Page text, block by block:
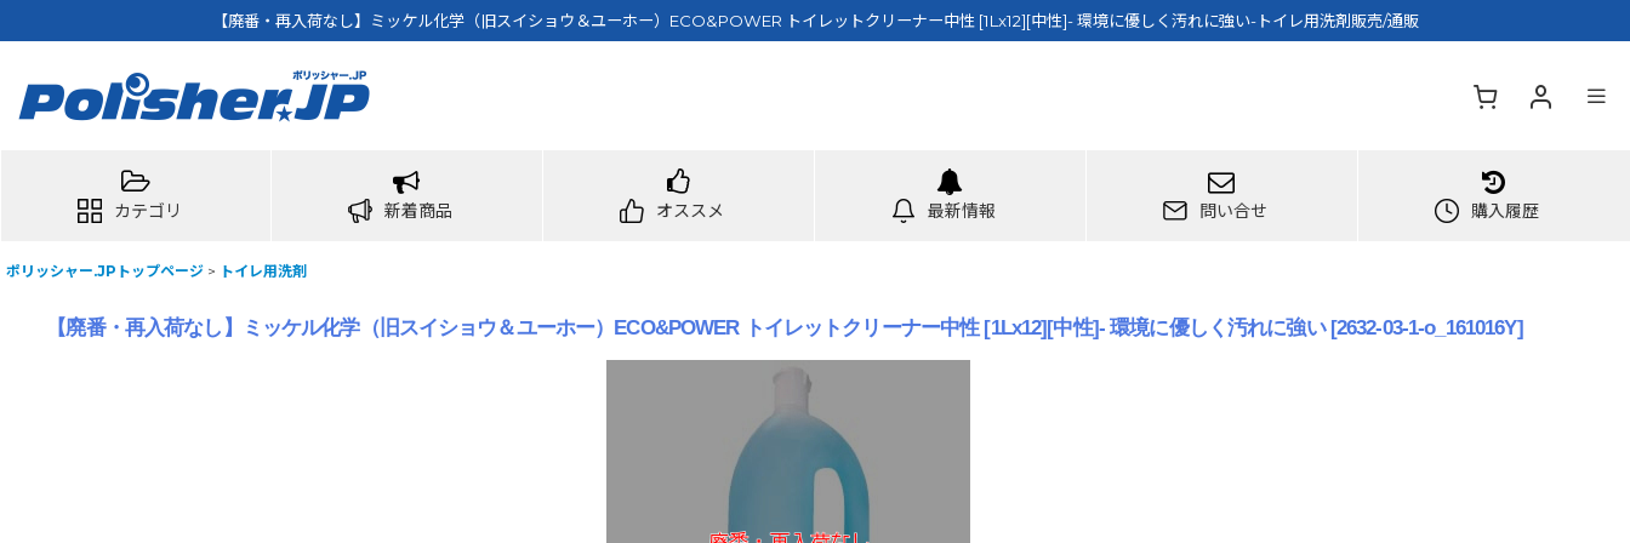
【廃番・再入荷なし】ミッケル化学（旧スイショウ＆ユーホー）ECO&POWER トイレットクリーナー中性 [1Lx12][中性]- 環境に優しく汚れに強い-トイレ用洗剤販売/通販
カテゴリ 新着商品 オススメ 最新情報 問い合せ 購入履歴
ポリッシャー.JPトップページ > トイレ用洗剤
【廃番・再入荷なし】ミッケル化学（旧スイショウ＆ユーホー）ECO&POWER トイレットクリーナー中性 [1Lx12][中性]- 環境に優しく汚れに強い [2632-03-1-o_161016Y]